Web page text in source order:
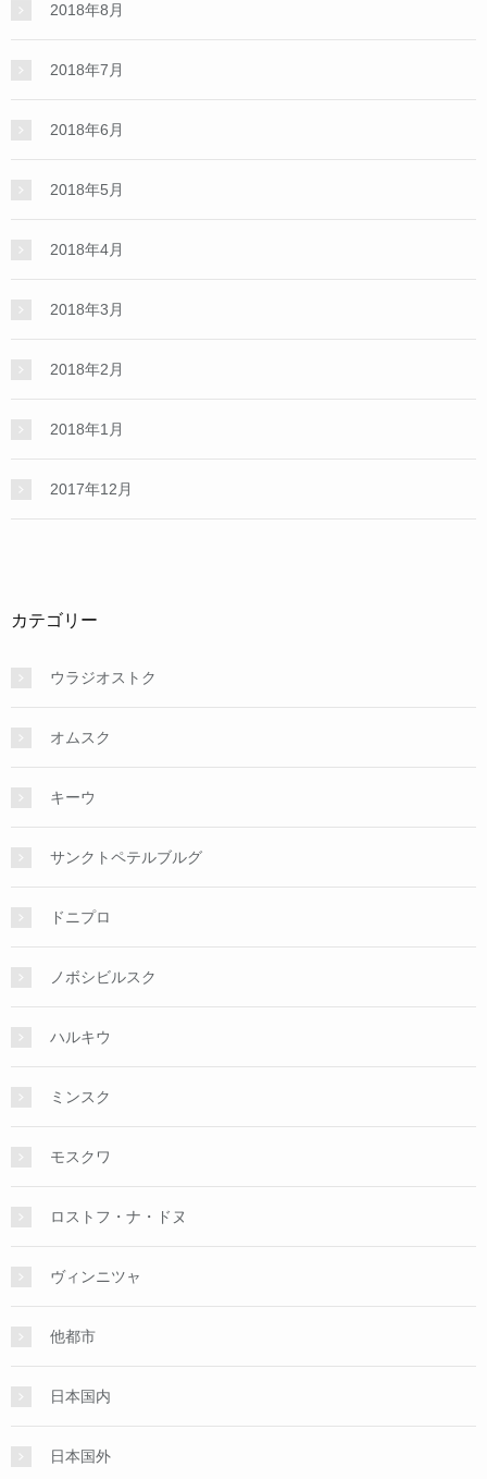
2018年8月
2018年7月
2018年6月
2018年5月
2018年4月
2018年3月
2018年2月
2018年1月
2017年12月
カテゴリー
ウラジオストク
オムスク
キーウ
サンクトペテルブルグ
ドニプロ
ノボシビルスク
ハルキウ
ミンスク
モスクワ
ロストフ・ナ・ドヌ
ヴィンニツャ
他都市
日本国内
日本国外